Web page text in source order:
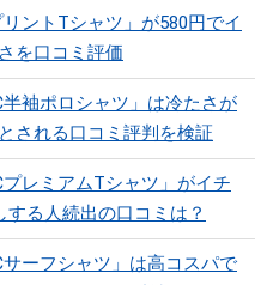
ントTシャツ」が580円でイ
を口コミ評価
袖ポロシャツ」は冷たさが
される口コミ評判を検証
レミアムTシャツ」がイチ
る人続出の口コミは？
ーフシャツ」は高コスパで